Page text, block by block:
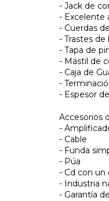
- Jack de
- Excelente
- Cuerdas
- Trastes de
- Tapa de
- Mástil de
- Caja de
-
- Espesor
Accesorios
-
- Cable
- Funda
- Púa
- Cd con un
- Industria
- Garantía